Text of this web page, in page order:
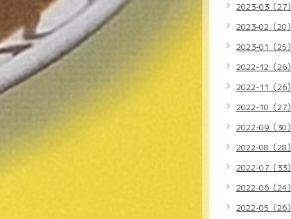
2023-03（27）
2023-02（20）
2023-01（25）
2022-12（26）
2022-11（26）
2022-10（27）
2022-09（30）
2022-08（28）
2022-07（33）
2022-06（24）
2022-05（26）